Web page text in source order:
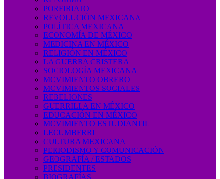
PORFIRIATO
REVOLUCIÓN MEXICANA
POLÍTICA MEXICANA
ECONOMÍA DE MÉXICO
MEDICINA EN MÉXICO
RELIGIÓN EN MÉXICO
LA GUERRA CRISTERA
SOCIOLOGÍA MEXICANA
MOVIMIENTO OBRERO
MOVIMIENTOS SOCIALES
REBELIONES
GUERRILLA EN MÉXICO
EDUCACIÓN EN MÉXICO
MOVIMIENTO ESTUDIANTIL
LECUMBERRI
CULTURA MEXICANA
PERIODISMO Y COMUNICACIÓN
GEOGRAFÍA / ESTADOS
PRESIDENTES
BIOGRAFÍAS